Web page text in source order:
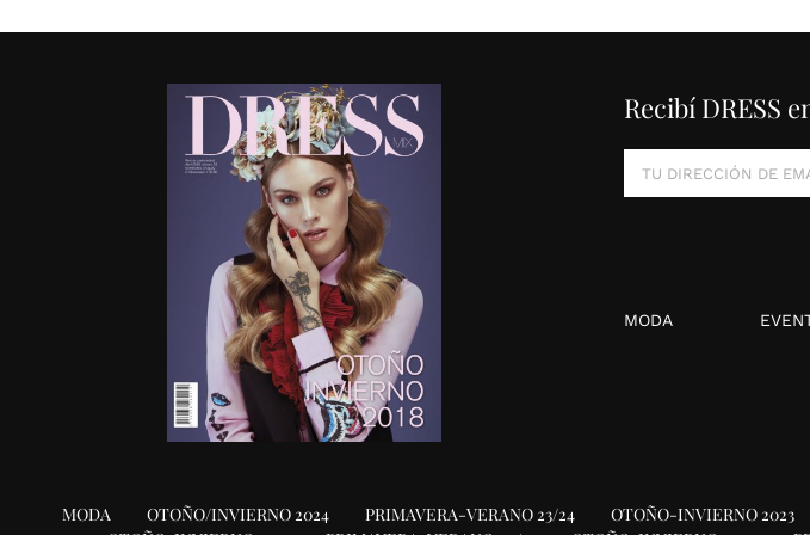
Recibí DRESS
MODA
MODA OTOÑO/INVIERNO 2024 PRIMAVERA-VERANO 23/24 OTOÑO-INVIERNO 2023